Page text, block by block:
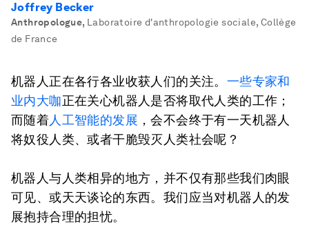
Joffrey Becker
Anthropologue, Laboratoire d'anthropologie sociale, Collège
de France
机器人正在各行各业收获人们的关注。 一些专家和
业内大咖正在关心机器人是否将取代人类的工作；
而随着人工智能的发展 ，会不会终于有一天机器人
将奴役人类、或者干脆毁灭人类社会呢？
机器人与人类相异的地方，并不仅有那些我们肉眼
可见、或天天谈论的东西。我们应当对机器人的发
展抱持合理的担忧。